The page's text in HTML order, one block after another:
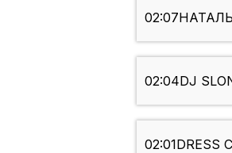
02:07
02:04DJ
02:01